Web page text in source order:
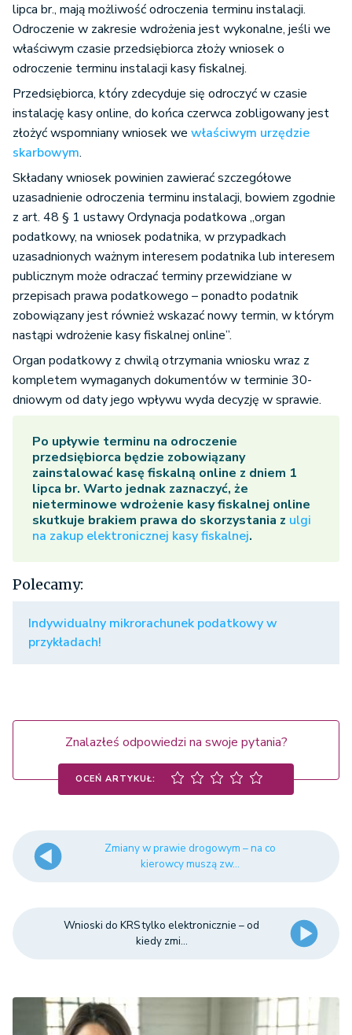
lipca br., mają możliwość odroczenia terminu instalacji.
Odroczenie w zakresie wdrożenia jest wykonalne, jeśli we
właściwym czasie przedsiębiorca złoży wniosek o
odroczenie terminu instalacji kasy fiskalnej.
Przedsiębiorca, który zdecyduje się odroczyć w czasie
instalację kasy online, do końca czerwca zobligowany jest
złożyć wspomniany wniosek we właściwym urzędzie
skarbowym.
Składany wniosek powinien zawierać szczegółowe
uzasadnienie odroczenia terminu instalacji, bowiem zgodnie
z art. 48 § 1 ustawy Ordynacja podatkowa „organ
podatkowy, na wniosek podatnika, w przypadkach
uzasadnionych ważnym interesem podatnika lub interesem
publicznym może odraczać terminy przewidziane w
przepisach prawa podatkowego – ponadto podatnik
zobowiązany jest również wskazać nowy termin, w którym
nastąpi wdrożenie kasy fiskalnej online”.
Organ podatkowy z chwilą otrzymania wniosku wraz z
kompletem wymaganych dokumentów w terminie 30-
dniowym od daty jego wpływu wyda decyzję w sprawie.
Po upływie terminu na odroczenie
przedsiębiorca będzie zobowiązany
zainstalować kasę fiskalną online z dniem 1
lipca br. Warto jednak zaznaczyć, że
nieterminowe wdrożenie kasy fiskalnej online
skutkuje brakiem prawa do skorzystania z ulgi
na zakup elektronicznej kasy fiskalnej.
Polecamy:
Indywidualny mikrorachunek podatkowy w
przykładach!
Znalazłeś odpowiedzi na swoje pytania?
OCEŃ ARTYKUŁ:
Zmiany w prawie drogowym – na co
kierowcy muszą zw...
Wnioski do KRS tylko elektronicznie – od
kiedy zmi...